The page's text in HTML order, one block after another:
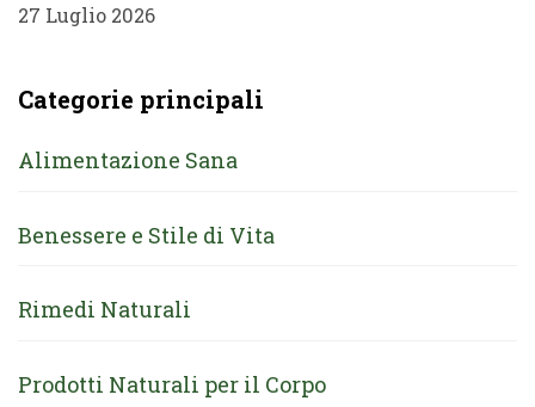
27 Luglio 2026
Categorie principali
Alimentazione Sana
Benessere e Stile di Vita
Rimedi Naturali
Prodotti Naturali per il Corpo